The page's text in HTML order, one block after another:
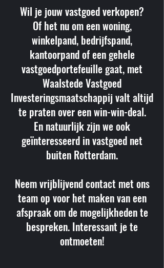
Wil je jouw vastgoed verkopen?
Of het nu om een woning,
winkelpand, bedrijfspand,
kantoorpand of een gehele
vastgoedportefeuille gaat, met
Waalstede Vastgoed
Investeringsmaatschappij valt altijd
te praten over een win-win-deal.
En natuurlijk zijn we ook
geïnteresseerd in vastgoed net
buiten Rotterdam.
Neem vrijblijvend contact met ons
team op voor het maken van een
afspraak om de mogelijkheden te
bespreken. Interessant je te
ontmoeten!